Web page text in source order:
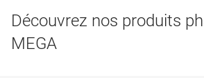
Découvrez nos produits
MEGA